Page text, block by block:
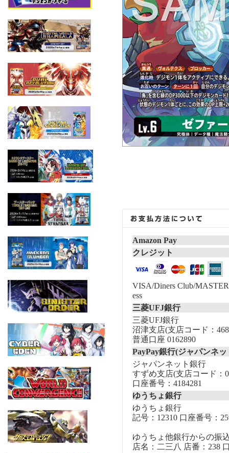
Amazon Pay
クレジット
VISA/Diners Club/
ess
三菱UFJ銀行
三菱UFJ銀行
沼津支店(支店コード：
普通口座 0162890
PayPay銀行(ジャパンネ
ジャパンネット銀行
すずめ支店(支店コード：
口座番号：4184281
ゆうちょ銀行
ゆうちょ銀行
記号：12310 口座番号：
ゆうちょ他銀行からの振
店名：二三八 店番：238